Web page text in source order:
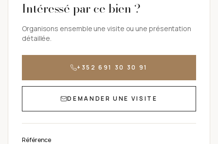
Intéressé par ce bien ?
Organisons ensemble une visite ou une présentation
détaillée.
+352 691 30 30 91
DEMANDER UNE VISITE
Référence